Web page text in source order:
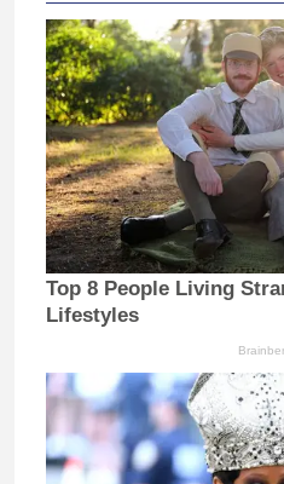
Top 8 People Living
Lifestyles